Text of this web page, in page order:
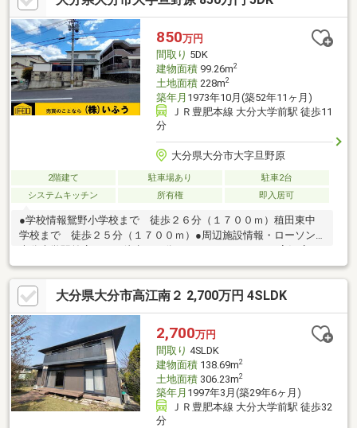
まで徒歩9分
850万円
間取り 5DK
建物面積99.26m2
土地面積228m2
築年月 1973年10月(築52年11ヶ月)
ＪＲ豊肥本線 大分大学前駅 徒歩11
分
大分県大分市大字旦野原
2階建て 駐車場あり
駐車2台
システムキッチン
所有権 即入居可
●学校情報鴛野小学校まで 徒歩２６分（１７００ｍ）稙田東中
学校まで 徒歩２５分（１７００ｍ）●周辺施設情報・ローソン
大分大学駅前店まで 徒歩１０分（６００ｍ）・アテオ高江店ま
で 徒歩２９分（２０００ｍ）●ハザードマップ情報本物件はハ
ザードマップによる浸水想定区域には指定されていませんが、指
定されていない区域においても浸水が発生する場合があります。
また、土砂災害警戒区域について、本物件は指定されていません
が、近隣で指定されている区域があります。＼土日祝日も営業
中！／＜メール登録で優先的に新着物件配信可能です！＞不動産
売買は『株式会社いふう』にお任せください！
大分県大分市高江南２ 2,700万円 4SLDK
2,700万円
間取り 4SLDK
建物面積138.69m2
土地面積306.23m2
築年月 1997年3月(築29年6ヶ月)
ＪＲ豊肥本線 大分大学前駅 徒歩32
分